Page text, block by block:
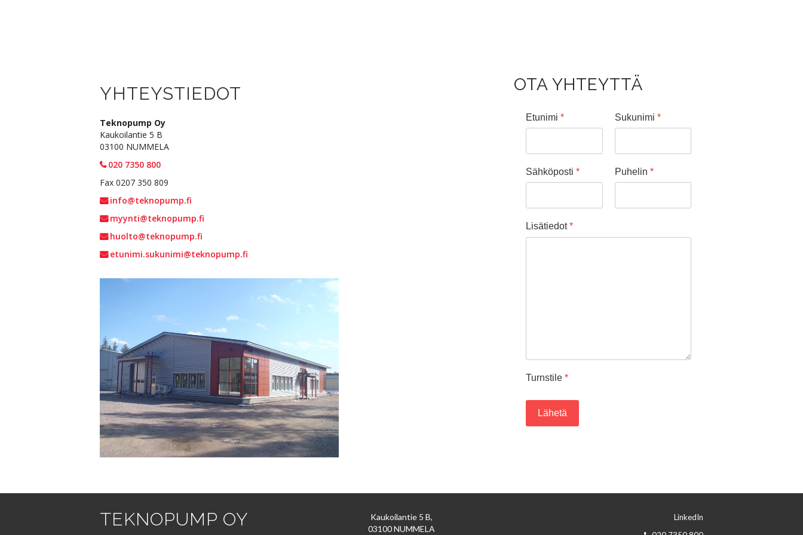
YHTEYSTIEDOT
Teknopump Oy
Kaukoilantie 5 B
03100 NUMMELA
020 7350 800
Fax 0207 350 809
info@teknopump.fi
myynti@teknopump.fi
huolto@teknopump.fi
etunimi.sukunimi@teknopump.fi
OTA YHTEYTTÄ
Etunimi* Sukunimi *
Sähköposti* Puhelin *
Lisätiedot*
Turnstile*
Lähetä
TEKNOPUMP OY
Kaukoilantie 5 B,
03100 NUMMELA
LinkedIn